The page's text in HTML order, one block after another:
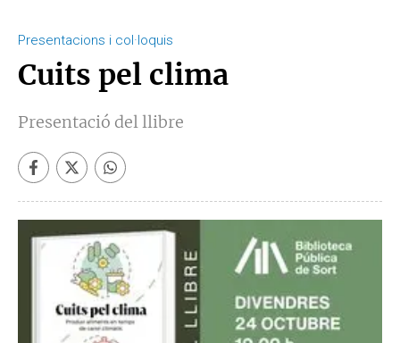
Presentacions i col·loquis
Cuits pel clima
Presentació del llibre